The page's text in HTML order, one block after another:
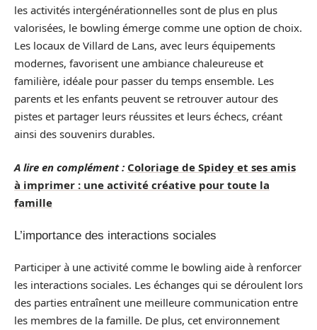
les activités intergénérationnelles sont de plus en plus
valorisées, le bowling émerge comme une option de choix.
Les locaux de Villard de Lans, avec leurs équipements
modernes, favorisent une ambiance chaleureuse et
familière, idéale pour passer du temps ensemble. Les
parents et les enfants peuvent se retrouver autour des
pistes et partager leurs réussites et leurs échecs, créant
ainsi des souvenirs durables.
A lire en complément : Coloriage de Spidey et ses amis
à imprimer : une activité créative pour toute la
famille
L’importance des interactions sociales
Participer à une activité comme le bowling aide à renforcer
les interactions sociales. Les échanges qui se déroulent lors
des parties entraînent une meilleure communication entre
les membres de la famille. De plus, cet environnement